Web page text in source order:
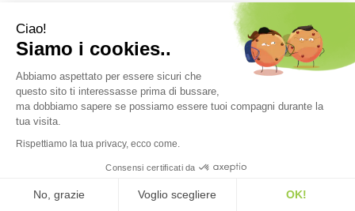
Cistite ‘incubo’ per quasi metà delle italiane. Esperti:
Prevenzione tumori del seno, al via la campagna di
Komen Italia
Sofferenza psichica diffusa in Italia. Soprattuto fra i
Congresso SINuC: cattiva alimentazione causa oltre
Ciao!
Siamo i cookies..
Abbiamo aspettato per essere sicuri che
questo sito ti interessasse prima di bussare,
ma dobbiamo sapere se possiamo essere tuoi compagni durante la
tua visita.
Rispettiamo la tua privacy, ecco come.
Consensi certificati da
No, grazie Voglio scegliere OK!